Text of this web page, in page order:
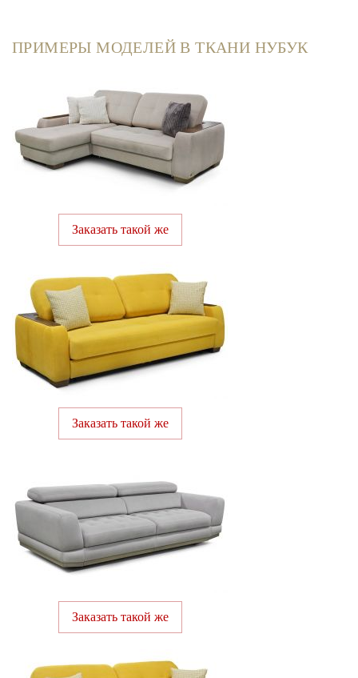
ПРИМЕРЫ МОДЕЛЕЙ В ТКАНИ НУБУК
Заказать такой же
Заказать такой же
Заказать такой же